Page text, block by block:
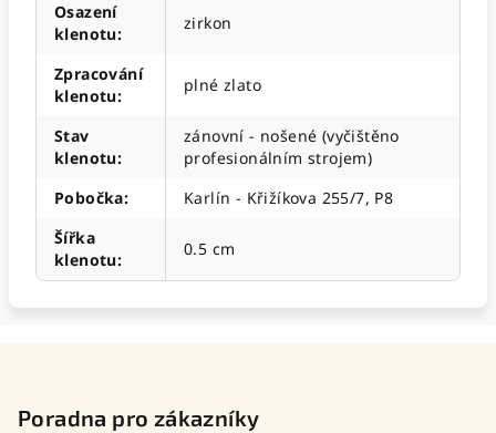
Osazení
klenotu:
zirkon
Zpracování
klenotu:
plné zlato
Stav
klenotu:
zánovní - nošené (vyčištěno
profesionálním strojem)
Pobočka:
Karlín - Křižíkova 255/7, P8
Šířka
klenotu:
0.5 cm
Poradna pro zákazníky